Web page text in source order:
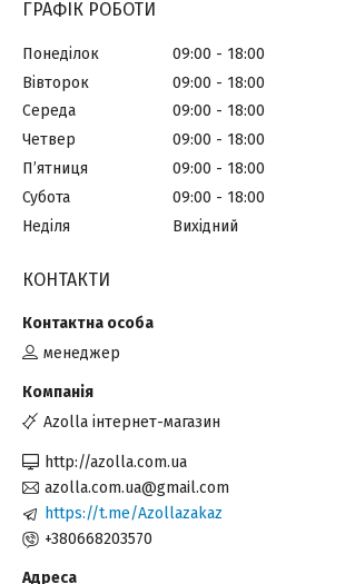
ГРАФІК РОБОТИ
Понеділок 09:00
18:00
Вівторок
09:00
18:00
Середа
09:00
18:00
Четвер
09:00
18:00
Пʼятниця
09:00
18:00
Субота
09:00
18:00
Неділя
Вихідний
КОНТАКТИ
менеджер
Azolla інтернет-магазин
http://azolla.com.ua
azolla.com.ua@gmail.com
https://t.me/Azollazakaz
+380668203570